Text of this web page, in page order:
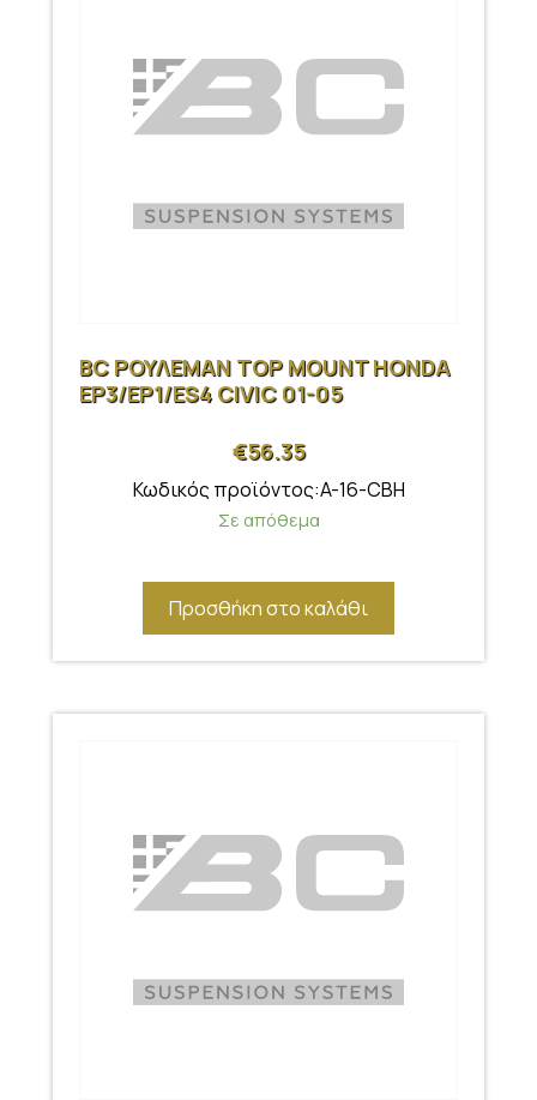
BC ΡΟΥΛΕΜΑΝ TOP MOUNT HONDA
EP3/EP1/ES4 CIVIC 01-05
€56.35
Κωδικός προϊόντος:A-16-CBH
Σε απόθεμα
Προσθήκη στο καλάθι